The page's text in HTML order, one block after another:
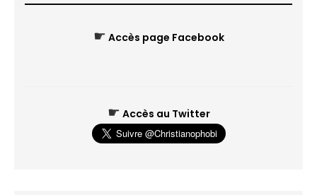
☛ Accès page Facebook
☛ Accès au Twitter